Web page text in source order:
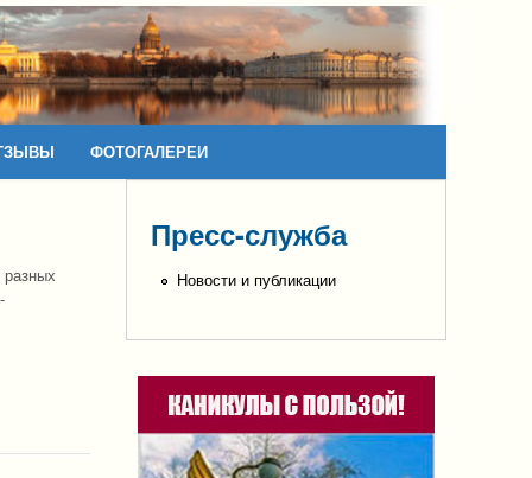
ФОТОГАЛЕРЕИ
Пресс-служба
Новости и публикации